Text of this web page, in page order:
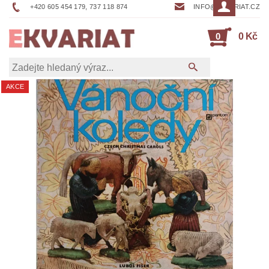
+420 605 454 179, 737 118 874 INFO@EKVARIAT.CZ
0 0 Kč
AKCE